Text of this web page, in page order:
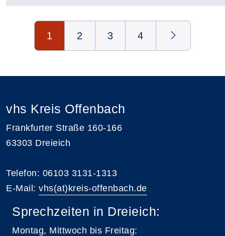
Seite 1 von 4
1 2 3 4
vhs Kreis Offenbach
Frankfurter Straße 160-166
63303 Dreieich
Telefon: 06103 3131-1313
E-Mail: vhs(at)kreis-offenbach.de
Sprechzeiten in Dreieich:
Montag, Mittwoch bis Freitag: